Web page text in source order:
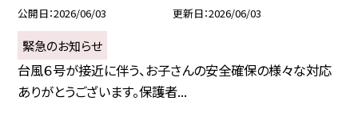
公開日 2026/06/03 更新日 2026/06/03
緊急のお知らせ
台風６号が接近に伴う、お子さんの安全確保の様々な対応
ありがとうございます。保護者...